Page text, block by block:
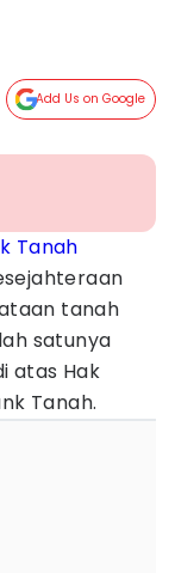
Add Us on Google
Tanah
tanah
satunya
atas Hak
Tanah.